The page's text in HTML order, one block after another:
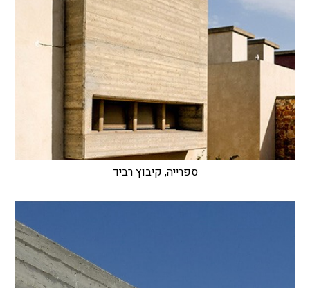
ספרייה, קיבוץ רביד